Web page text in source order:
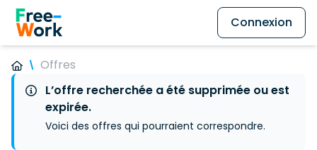
Connexion
Offres
L’offre recherchée a été supprimée ou est
expirée.
Voici des offres qui pourraient correspondre.